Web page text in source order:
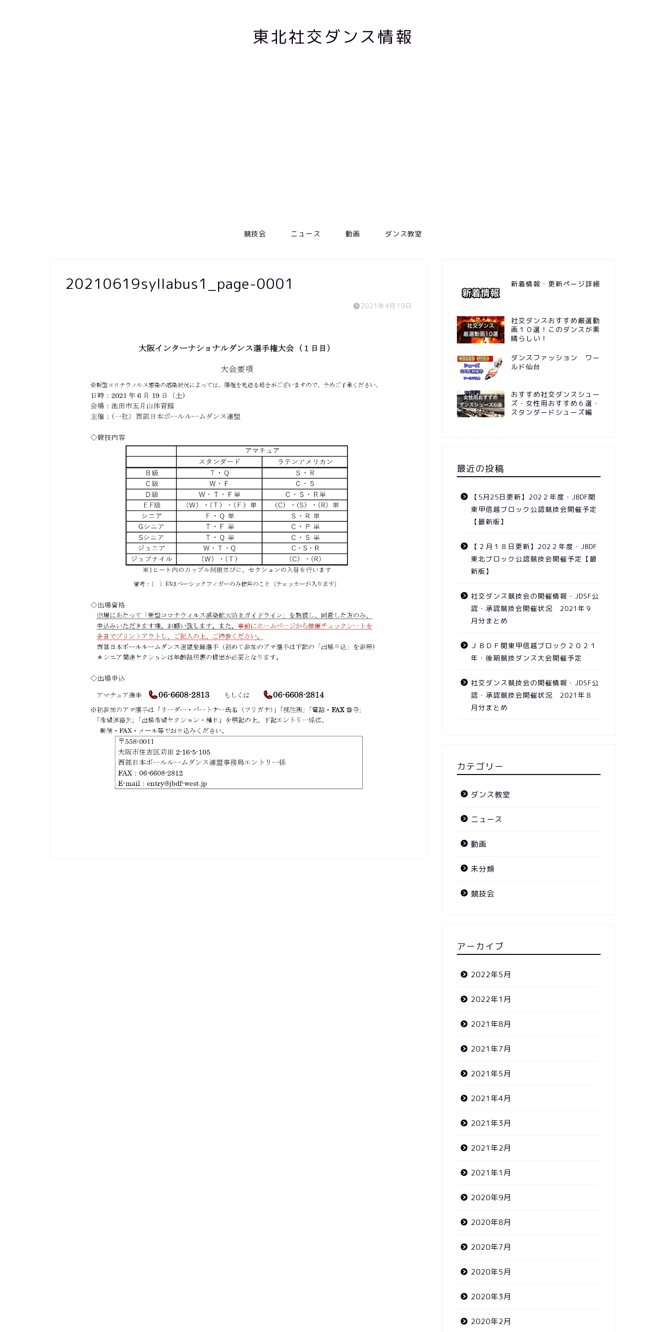
東北社交ダンス情報
競技会 ニュース 動画 ダンス教室
20210619syllabus1_page-0001
2021年4月19日
新着情報・更新ページ詳細
社交ダンスおすすめ厳選動
画１０選！このダンスが素
晴らしい！
ダンスファッション ワー
ルド仙台
おすすめ社交ダンスシュー
ズ・女性用おすすめ６選・
スタンダードシューズ編
最近の投稿
【5月25日更新】202２年度・JBDF関
東甲信越ブロック公認競技会開催予定
【最新版】
【２月１８日更新】202２年度・JBDF
東北ブロック公認競技会開催予定【最
新版】
社交ダンス競技会の開催情報・JDSF公
認・承認競技会開催状況 2021年９
月分まとめ
ＪＢＤＦ関東甲信越ブロック２０２１
年・後期競技ダンス大会開催予定
社交ダンス競技会の開催情報・JDSF公
認・承認競技会開催状況 2021年８
月分まとめ
カテゴリー
ダンス教室
ニュース
動画
未分類
競技会
アーカイブ
2022年5月
2022年1月
2021年8月
2021年7月
2021年5月
2021年4月
2021年3月
2021年2月
2021年1月
2020年9月
2020年8月
2020年7月
2020年5月
2020年3月
2020年2月